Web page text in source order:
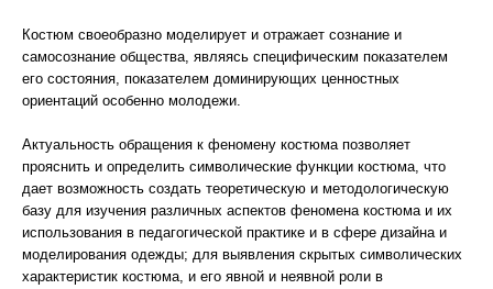
Костюм своеобразно моделирует и отражает сознание и
самосознание общества, являясь специфическим показателем
его состояния, показателем доминирующих ценностных
ориентаций особенно молодежи.
Актуальность обращения к феномену костюма позволяет
прояснить и определить символические функции костюма, что
дает возможность создать теоретическую и методологическую
базу для изучения различных аспектов феномена костюма и их
использования в педагогической практике и в сфере дизайна и
моделирования одежды; для выявления скрытых символических
характеристик костюма, и его явной и неявной роли в